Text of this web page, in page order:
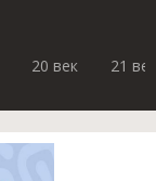
20 век 21 век